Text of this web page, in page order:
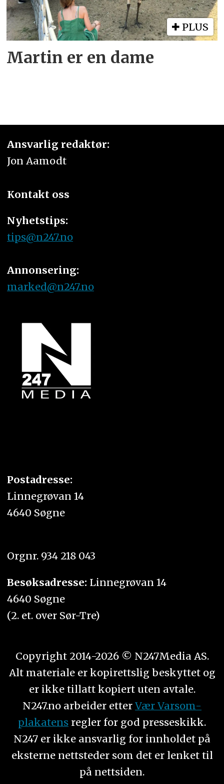
PLUS
Martin er en dame
Ansvarlig redaktør:
Jon Aamodt
Kontakt oss
Nyhetstips:
tips@n247.no
Annonsering:
marked@n247.no
Postadresse:
Linnegrøvan 14
4640 Søgne
Orgnr. 934 218 043
Besøksadresse: Linnegrøvan 14
4640 Søgne
(2. et. over Sør-Tre)
Copyright 2014-2026 © N247Media AS.
Alt materiale er kopirettslig beskyttet og
er ikke tillatt kopiert uten avtale.
N247.no arbeider etter Vær Varsom-
plakatens regler for god presseskikk.
N247 er ikke ansvarlig for innholdet på
eksterne nettsteder som det er lenket til
på nettsiden.